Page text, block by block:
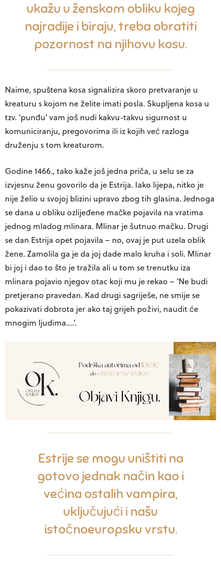
ukažu u ženskom obliku kojeg
najradije i biraju, treba obratiti
pozornost na njihovu kosu.
Naime, spuštena kosa signalizira skoro pretvaranje u
kreaturu s kojom ne želite imati posla. Skupljena kosa u
tzv. ‘punđu’ vam još nudi kakvu-takvu sigurnost u
komuniciranju, pregovorima ili iz kojih već razloga
druženju s tom kreaturom.
Godine 1466., tako kaže još jedna priča, u selu se za
izvjesnu ženu govorilo da je Estrija. Iako lijepa, nitko je
nije želio u svojoj blizini upravo zbog tih glasina. Jednoga
se dana u obliku ozlijeđene mačke pojavila na vratima
jednog mladog mlinara. Mlinar je šutnuo mačku. Drugi
se dan Estrija opet pojavila – no, ovaj je put uzela oblik
žene. Zamolila ga je da joj dade malo kruha i soli. Mlinar
bi joj i dao to što je tražila ali u tom se trenutku iza
mlinara pojavio njegov otac koji mu je rekao – ‘Ne budi
pretjerano pravedan. Kad drugi sagriješe, ne smije se
pokazivati dobrota jer ako taj grijeh poživi, naudit će
mnogim ljudima….’.
Estrije se mogu uništiti na
gotovo jednak način kao i
većina ostalih vampira,
uključujući i našu
istočnoeuropsku vrstu.